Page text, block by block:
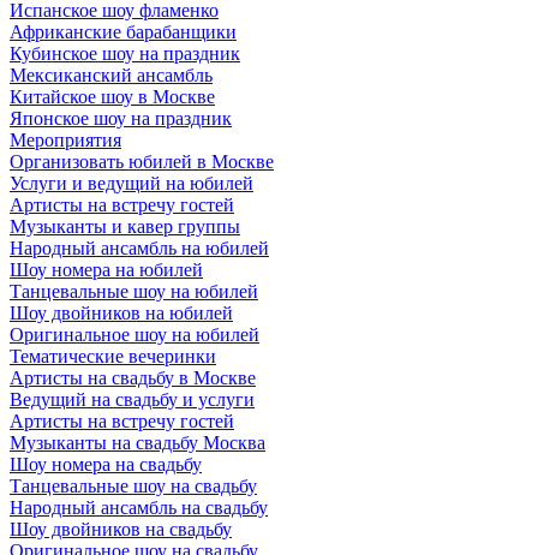
Испанское шоу фламенко
Африканские барабанщики
Кубинское шоу на праздник
Мексиканский ансамбль
Китайское шоу в Москве
Японское шоу на праздник
Мероприятия
Организовать юбилей в Москве
Услуги и ведущий на юбилей
Артисты на встречу гостей
Музыканты и кавер группы
Народный ансамбль на юбилей
Шоу номера на юбилей
Танцевальные шоу на юбилей
Шоу двойников на юбилей
Оригинальное шоу на юбилей
Тематические вечеринки
Артисты на свадьбу в Москве
Ведущий на свадьбу и услуги
Артисты на встречу гостей
Музыканты на свадьбу Москва
Шоу номера на свадьбу
Танцевальные шоу на свадьбу
Народный ансамбль на свадьбу
Шоу двойников на свадьбу
Оригинальное шоу на свадьбу